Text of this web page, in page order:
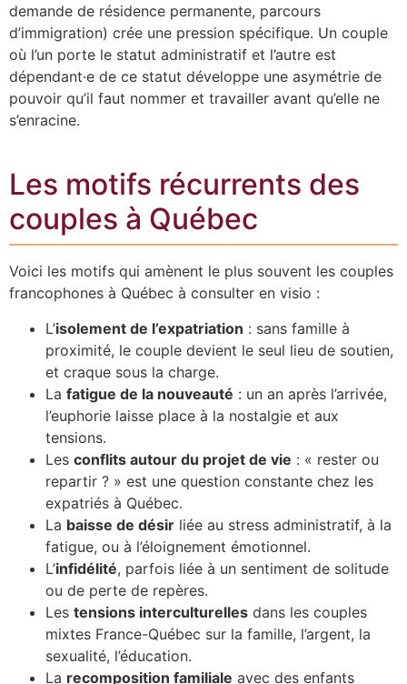
demande de résidence permanente, parcours
d’immigration) crée une pression spécifique. Un couple
où l’un porte le statut administratif et l’autre est
dépendant·e de ce statut développe une asymétrie de
pouvoir qu’il faut nommer et travailler avant qu’elle ne
s’enracine.
Les motifs récurrents des
couples à Québec
Voici les motifs qui amènent le plus souvent les couples
francophones à Québec à consulter en visio :
L’isolement de l’expatriation : sans famille à
proximité, le couple devient le seul lieu de soutien,
et craque sous la charge.
La fatigue de la nouveauté : un an après l’arrivée,
l’euphorie laisse place à la nostalgie et aux
tensions.
Les conflits autour du projet de vie : « rester ou
repartir ? » est une question constante chez les
expatriés à Québec.
La baisse de désir liée au stress administratif, à la
fatigue, ou à l’éloignement émotionnel.
L’infidélité, parfois liée à un sentiment de solitude
ou de perte de repères.
Les tensions interculturelles dans les couples
mixtes France-Québec sur la famille, l’argent, la
sexualité, l’éducation.
La recomposition familiale avec des enfants